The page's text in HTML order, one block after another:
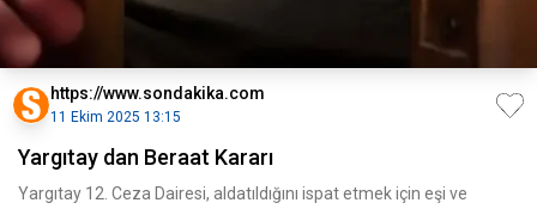
https://www.sondakika.com
11 Ekim 2025 13:15
Yargıtay dan Beraat Kararı
Yargıtay 12. Ceza Dairesi, aldatıldığını ispat etmek için eşi ve